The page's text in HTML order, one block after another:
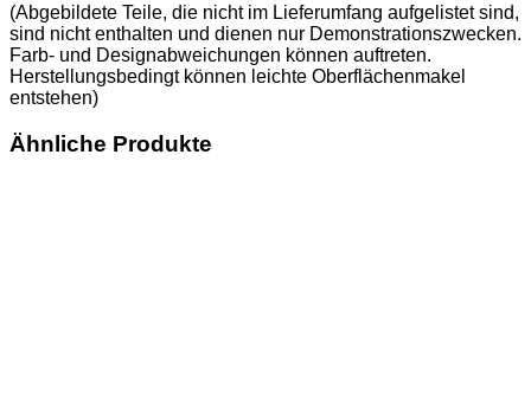
(Abgebildete Teile, die nicht im Lieferumfang aufgelistet sind,
sind nicht enthalten und dienen nur Demonstrationszwecken.
Farb- und Designabweichungen können auftreten.
Herstellungsbedingt können leichte Oberflächenmakel
entstehen)
Ähnliche Produkte